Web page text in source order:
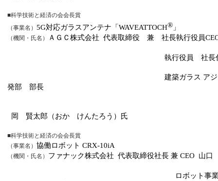
■科学技術と経済の会会長賞
（事業名） 5G対応ガラスアンテナ「 WAVEATTOCH® 」
（機関・氏名） ＡＧＣ株式会社 代表取締役 兼 社長執行役員
執行役員 社長
建築ガラス ア
発部 部長
岡 賢太郎（おか けんたろう）氏
■科学技術と経済の会会長賞
（事業名） 協働ロボット CRX-10iA
（機関・氏名） ファナック株式会社 代表取締役社長 兼 CEO 山口
ロボット事